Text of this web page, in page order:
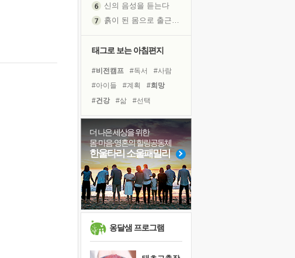
신의 음성을 듣는다
흙이 된 몸으로 출근하는 여자
졸업식 사진을 보며
극심한 변비, 어깨결림, 수면 장애
아픈 아버지를 위한 공간 설계
보고 싶은 어머니
유년 시절의 부산 영도 바다
못된 꼰대들
너무 황홀한 꽃들이여!
희망이란
'모른다'는 것
태그로 보는 아침편지
#비전캠프 #독서
#사람
#아이들
#계획
#희망
#건강
#삶
#선택
#독서캠프
#도움
#경험
#명상
#바이러스
#링컨학교
#위기
#친구
#리더
#유튜브
#나눔
#극복
더 나은 세상을 위한
몸·마음·영혼의 힐링공동체
한울타리 소울패밀리
옹달샘 프로그램